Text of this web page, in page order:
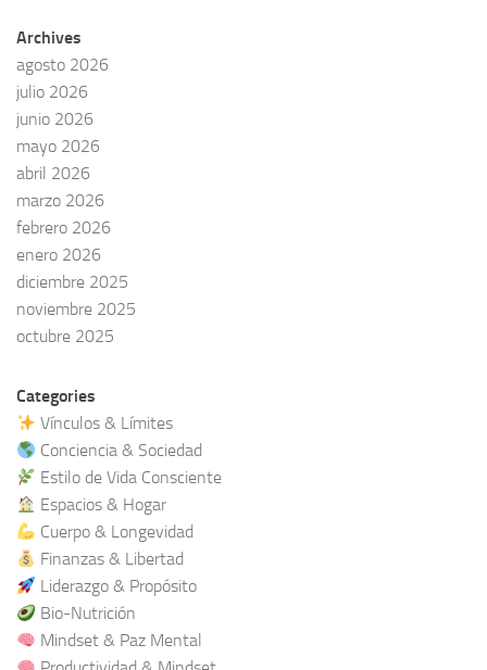
Archives
agosto 2026
julio 2026
junio 2026
mayo 2026
abril 2026
marzo 2026
febrero 2026
enero 2026
diciembre 2025
noviembre 2025
octubre 2025
Categories
Vínculos & Límites
Conciencia & Sociedad
Estilo de Vida Consciente
Espacios & Hogar
Cuerpo & Longevidad
Finanzas & Libertad
Liderazgo & Propósito
Bio-Nutrición
Mindset & Paz Mental